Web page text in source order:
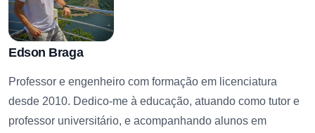
Edson Braga
Professor e engenheiro com formação em licenciatura
desde 2010. Dedico-me à educação, atuando como tutor e
professor universitário, e acompanhando alunos em